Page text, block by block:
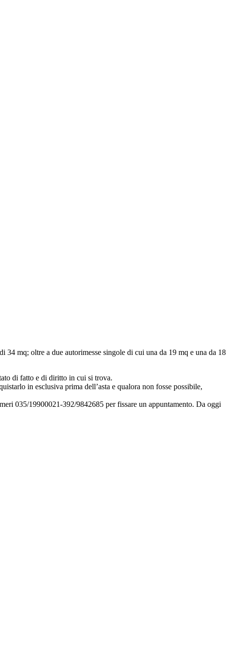
mq; oltre a due autorimesse singole di cui una da 19 mq e una da 18
di fatto e di diritto in cui si trova.
in esclusiva prima dell’asta e qualora non fosse possibile,
035/19900021-392/9842685 per fissare un appuntamento. Da oggi